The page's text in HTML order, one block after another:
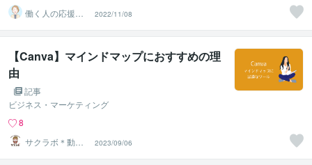
働く人の応援団
Michiko：みちこ
さん
2022/11/08
【Canva】マインドマップにおすすめの理
由
記事
ビジネス・マーケティング
8
サクラボ＊動画
編集・アニメー
ション制作
2023/09/06